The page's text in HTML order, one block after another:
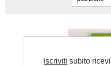
Iscriviti subito ricevi